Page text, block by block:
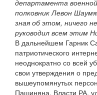
департамента
полковник Левон
зная об этом, ничего
руководил всем этим
В дальнейшем Гарник
патриотического
неоднократно со всей
свои утверждения о
вышеупомянутых
Пашиняна. Власти РА,